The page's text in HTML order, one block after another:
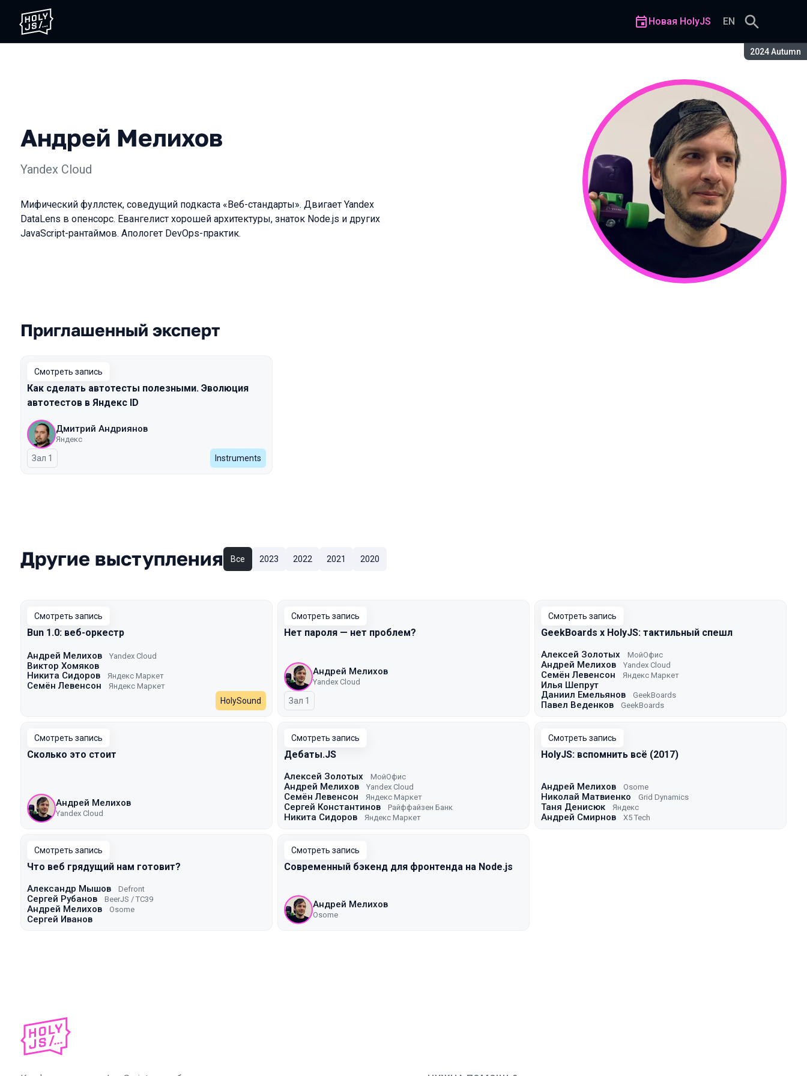
Сезон:
2024 Autumn
Новая HolyJS EN
Андрей Мелихов
Yandex Cloud
Мифический фуллстек, соведущий подкаста «Веб-стандарты». Двигает Yandex
DataLens в опенсорс. Евангелист хорошей архитектуры, знаток Node.js и других
JavaScript-рантаймов. Апологет DevOps-практик.
Выступления в сезоне 2024 Autumn
Приглашенный эксперт
Смотреть запись
Как сделать автотесты полезными. Эволюция
автотестов в Яндекс ID
Дмитрий Андриянов
Яндекс
Зал 1 Instruments
Другие выступления Все 2023 2022 2021 2020
Смотреть запись
Bun 1.0: веб-оркестр
Андрей Мелихов Yandex Cloud
Виктор Хомяков
Никита Сидоров
Яндекс Маркет
Семён Левенсон Яндекс Маркет
HolySound
Смотреть запись
Нет пароля — нет проблем?
Андрей Мелихов
Yandex Cloud
Зал 1
Смотреть запись
GeekBoards x HolyJS: тактильный спешл
Алексей Золотых МойОфис
Андрей Мелихов Yandex Cloud
Семён Левенсон Яндекс Маркет
Илья Шепрут
Даниил Емельянов
GeekBoards
Павел Веденков GeekBoards
Смотреть запись
Сколько это стоит
Андрей Мелихов
Yandex Cloud
Смотреть запись
Дебаты.JS
Алексей Золотых МойОфис
Андрей Мелихов Yandex Cloud
Семён Левенсон Яндекс Маркет
Сергей Константинов Райффайзен Банк
Никита Сидоров Яндекс Маркет
Смотреть запись
HolyJS: вспомнить всё (2017)
Андрей Мелихов Osome
Николай Матвиенко Grid Dynamics
Таня Денисюк Яндекс
Андрей Смирнов X5 Tech
Смотреть запись
Что веб грядущий нам готовит?
Александр Мышов Defront
Сергей Рубанов BeerJS / TC39
Андрей Мелихов Osome
Сергей Иванов
Смотреть запись
Cовременный бэкенд для фронтенда на Node.js
Андрей Мелихов
Osome